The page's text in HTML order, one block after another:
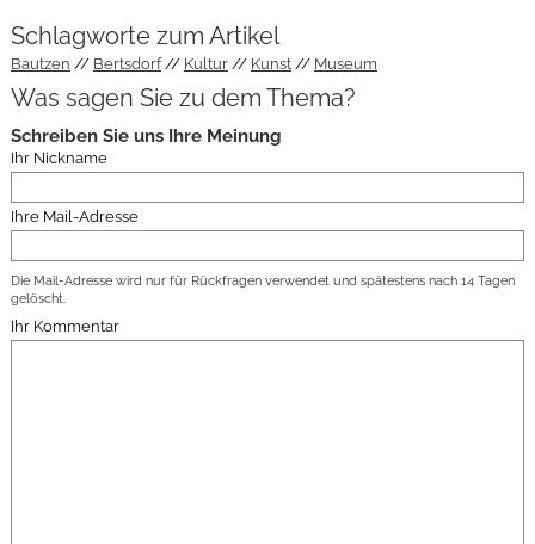
Schlagworte zum Artikel
Bautzen Bertsdorf Kultur Kunst Museum
Was sagen Sie zu dem Thema?
Schreiben Sie uns Ihre Meinung
Ihr Nickname
Ihre Mail-Adresse
Die Mail-Adresse wird nur für Rückfragen verwendet und spätestens nach 14 Tagen
gelöscht.
Ihr Kommentar